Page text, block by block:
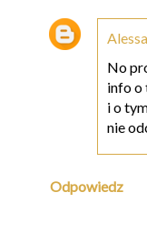
No
info o
i o
nie
Odpowiedz